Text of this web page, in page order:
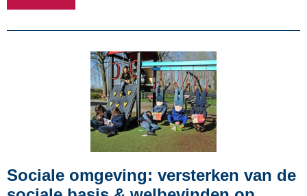
Sociale omgeving: versterken van de